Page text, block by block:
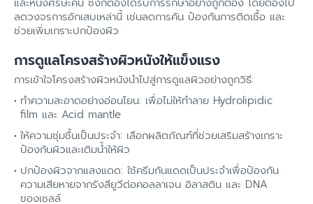
ลดวงจรการอักเสบเหล่านี้ เช่นลดการคัน ป้องกันการติดเชื้อ และ
ช่วยเพิ่มเกราะปกป้องผิว
การดูแลโครงสร้างผิวหนังให้แข็งแรง
การเข้าใจโครงสร้างผิวหนังนำไปสู่การดูแลผิวอย่างถูกวิธี:
ทำความสะอาดอย่างอ่อนโยน: เพื่อไม่ให้ทำลาย Hydrolipidic
film และ Acid mantle
ให้ความชุ่มชื้นเป็นประจำ: เลือกผลิตภัณฑ์ที่ช่วยเสริมสร้างเกราะ
ป้องกันผิวและเติมน้ำให้ผิว
ปกป้องผิวจากแสงแดด: ใช้ครีมกันแดดเป็นประจำเพื่อป้องกัน
ความเสียหายจากรังสียูวีต่อคอลลาเจน อิลาสติน และ DNA
ของเซลล์